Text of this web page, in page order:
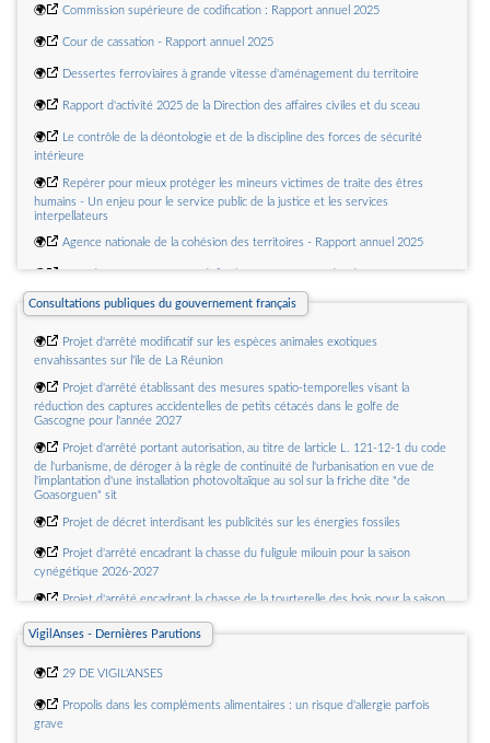
🌍 Commission supérieure de codification : Rapport annuel 2025
🌍 Cour de cassation - Rapport annuel 2025
🌍 Dessertes ferroviaires à grande vitesse d'aménagement du territoire
🌍 Rapport d'activité 2025 de la Direction des affaires civiles et du sceau
🌍
Le contrôle de la déontologie et de la discipline des forces de sécurité
intérieure
🌍
Repérer pour mieux protéger les mineurs victimes de traite des êtres
humains - Un enjeu pour le service public de la justice et les services
interpellateurs
🌍 Agence nationale de la cohésion des territoires - Rapport annuel 2025
d'évaluation - Rapport au Premier ministre
🌍
Rapport d'activité de l'Arcep - Édition 2026 - Tome 3 : L'état de l'internet
en France : bilan et perspectives sur les activités de l'Arcep
Consultations publiques du gouvernement français
🌍
Projet d'arrêté modificatif sur les espèces animales exotiques
envahissantes sur l'île de La Réunion
🌍
Projet d'arrêté établissant des mesures spatio-temporelles visant la
réduction des captures accidentelles de petits cétacés dans le golfe de
Gascogne pour l'année 2027
🌍
Projet d'arrêté portant autorisation, au titre de larticle L. 121-12-1 du code
de l'urbanisme, de déroger à la règle de continuité de l'urbanisation en vue de
l'implantation d'une installation photovoltaïque au sol sur la friche dite "de
Goasorguen" sit
🌍 Projet de décret interdisant les publicités sur les énergies fossiles
🌍
Projet d'arrêté encadrant la chasse du fuligule milouin pour la saison
cynégétique 2026-2027
🌍
Projet d'arrêté encadrant la chasse de la tourterelle des bois pour la saison
🌍
Projet d'arrêté relatif à la possibilité de remplacer des chaudières à
combustible déjà valorisées dans le cadre du dispositif des certificats
d'économies d'énergie
🌍
Projet d'arrêté fixant les indicateurs de gêne due au bruit événementiel
des infrastructures de transport ferroviaire prévu à l'article L. 571-10-2 du code
VigilAnses - Dernières Parutions
🌍 29 DE VIGIL'ANSES
🌍
Propolis dans les compléments alimentaires : un risque d'allergie parfois
grave